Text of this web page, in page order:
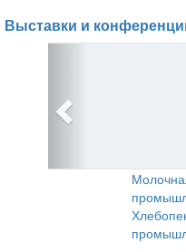
Выставки и